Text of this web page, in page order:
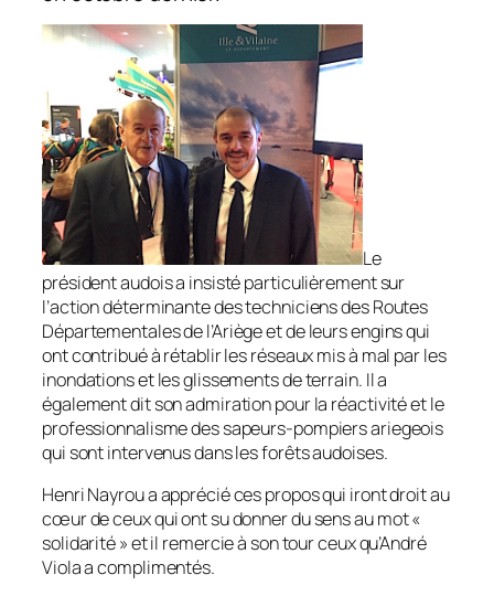
Le
président audois a insisté particulièrement sur
l’action déterminante des techniciens des Routes
Départementales de l’Ariège et de leurs engins qui
ont contribué à rétablir les réseaux mis à mal par les
inondations et les glissements de terrain. Il a
également dit son admiration pour la réactivité et le
professionnalisme des sapeurs-pompiers ariegeois
qui sont intervenus dans les forêts audoises.
Henri Nayrou a apprécié ces propos qui iront droit au
cœur de ceux qui ont su donner du sens au mot «
solidarité » et il remercie à son tour ceux qu’André
Viola a complimentés.